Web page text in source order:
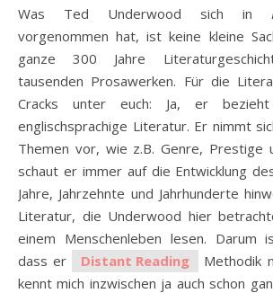
Was Ted Underwood sich in
vorgenommen hat, ist keine kleine
ganze 300 Jahre
tausenden Prosawerken. Für die
Cracks unter euch: Ja, er
englischsprachige Literatur. Er nimmt
Themen vor, wie z.B. Genre, Prestige
schaut er immer auf die Entwicklung
Jahre, Jahrzehnte und Jahrhunderte
Literatur, die Underwood hier
einem Menschenleben lesen. Darum
dass er
Distant Reading
Methodik
kennt mich inzwischen ja auch schon